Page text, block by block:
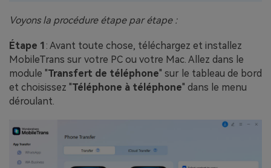
Voyons la procédure étape par étape :
Étape 1 : Avant toute chose, téléchargez et installez
MobileTrans sur votre PC ou votre Mac. Allez dans le
module "Transfert de téléphone" sur le tableau de bord
et choisissez "Téléphone à téléphone" dans le menu
déroulant.